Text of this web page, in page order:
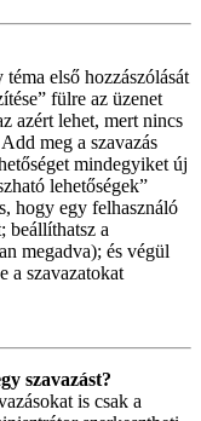
első hozzászólását
fülre az üzenet
azért lehet, mert nincs
meg a szavazás
mindegyiket új
lehetőségek”
hogy egy felhasználó
beállíthatsz a
megadva); és végül
a szavazatokat
szavazást?
is csak a